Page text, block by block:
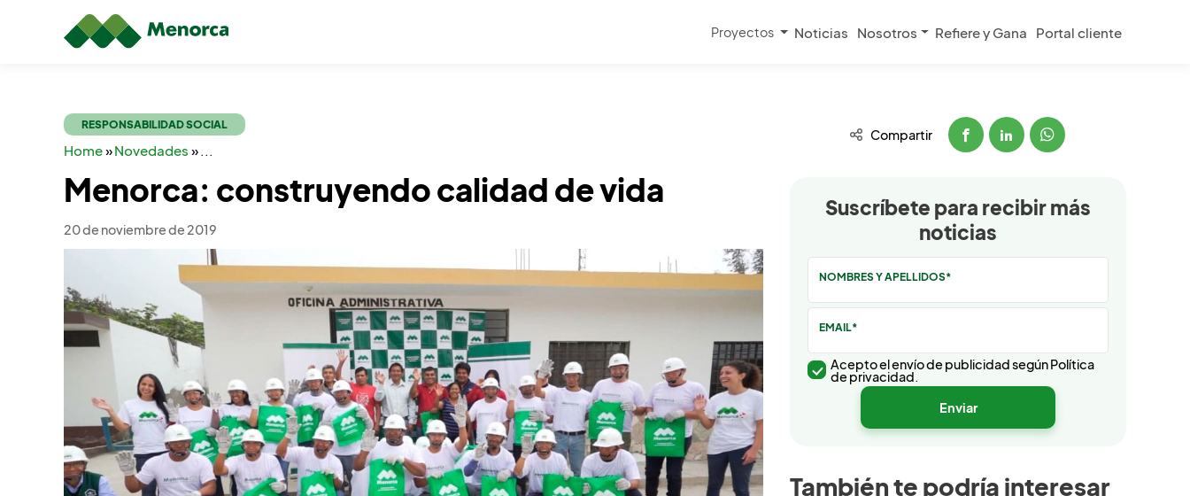
Proyectos Noticias Nosotros Refiere y Gana Portal cliente
RESPONSABILIDAD SOCIAL
Home»Novedades » ...
Menorca: construyendo calidad de vida
20 de noviembre de 2019
Compartir
Suscríbete para recibir más
noticias
NOMBRES Y APELLIDOS*
EMAIL*
Acepto el envío de publicidad según Política
de privacidad.
También te podría interesar